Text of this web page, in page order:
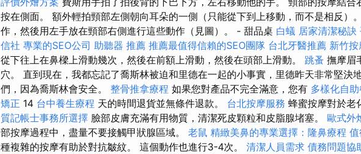
按在側面。 額外輕拍頸部左側朝向耳朵的一側（只能從下到上移動，而不是相反）
作，然後用左手放在頸部右側進行這些動作（見圖）。 - 甜品桌 白蟻 居家清潔秘訣
信社 專業的SEO公司 助聽器 推薦 推薦最值得信賴的SEO團隊 台北牙醫推薦 新竹
從下往上在鼻樑上滑動幾次，然後在前額上滑動，然後在頭部上滑動。 跳蚤 撫摩眉
穴。 直到現在，我都忘記了喬斯林被迫和里德在一起的小事實，里德昨天非常堅決
們，因為喬斯林會安全。 整骨推拿療程 如果您對產品不完全滿意，您有 多樣化自
矯正 14 台中養生療程 天的時間退貨並無條件退款。 台北按摩服務 蜂蜜按摩對於老
質記帳士事務所選擇 臉部皮膚充滿有用物質，清潔死皮顆粒和皮脂腺堵塞。 歐式外
部按摩過程中，盡量不要接觸甲狀腺區域。 老鼠 精緻美鼻的專業選擇：隆鼻療程
種複雜的按摩有助於對抗皺紋。 這個動作也進行3-4次。 清潔人員需求 債務問題協